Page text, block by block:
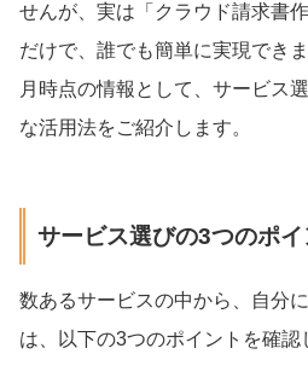
せんが、実は「クラウド請求書
だけで、誰でも簡単に実現でき
月時点の情報として、サービス
な活用法をご紹介します。
サービス選びの3つのポイ
数あるサービスの中から、自分
は、以下の3つのポイントを確認